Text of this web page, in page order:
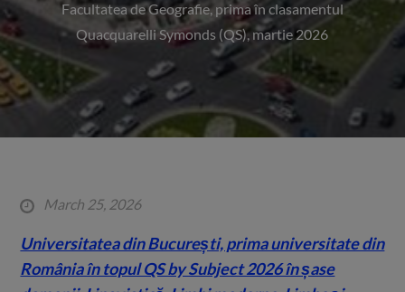
Facultatea de Geografie, prima în clasamentul
Quacquarelli Symonds (QS), martie 2026
PostedMarch 25, 2026
Universitatea din București, prima universitate din
România în topul QS by Subject 2026 în șase